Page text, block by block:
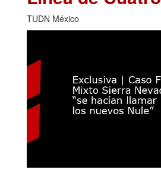
TUDN México